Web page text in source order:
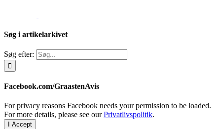
Søg i artikelarkivet
Søg efter:
Facebook.com/GraastenAvis
For privacy reasons Facebook needs your permission to be loaded.
For more details, please see ourPrivatlivspolitik.
I Accept